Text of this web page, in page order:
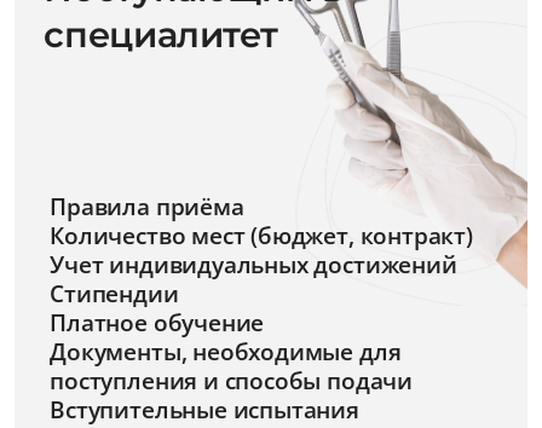
специалитет
Правила приёма
Количество мест (бюджет, контракт)
Учет индивидуальных достижений
Стипендии
Платное обучение
Документы, необходимые для
поступления и способы подачи
Вступительные испытания